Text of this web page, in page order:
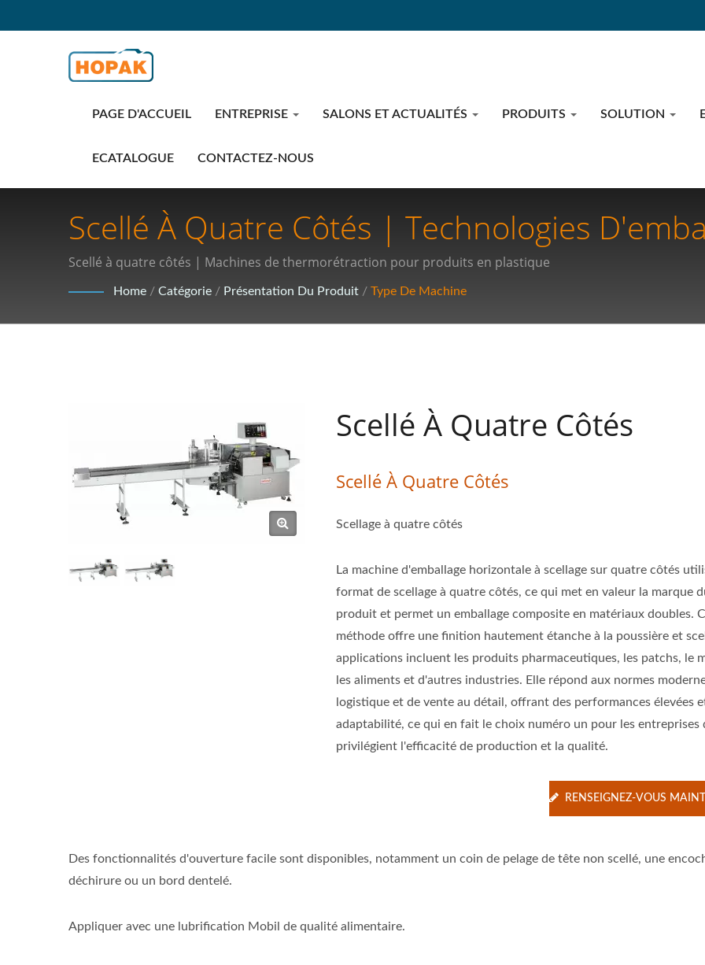
PAGE D'ACCUEIL ENTREPRISE SALONS ET ACTUALITÉS PRODUITS SOLUTION
ECATALOGUE CONTACTEZ-NOUS
Scellé À Quatre Côtés | Technologies
4.0 : Révolutionnant Les Fournitures
Alimentaire
Scellé à quatre côtés | Machines de thermorétraction pour produits en plastique
Home / Catégorie / Présentation Du Produit / Type De Machine
Scellé À Quatre Côtés
Scellé À Quatre Côtés
Scellage à quatre côtés
La machine d'emballage horizontale à scellage sur quatre côtés
format de scellage à quatre côtés, ce qui met en valeur la marque
produit et permet un emballage composite en matériaux doubles.
méthode offre une finition hautement étanche à la poussière et
applications incluent les produits pharmaceutiques, les patchs, le
les aliments et d'autres industries. Elle répond aux normes
logistique et de vente au détail, offrant des performances élevées
adaptabilité, ce qui en fait le choix numéro un pour les entreprises
privilégient l'efficacité de production et la qualité.
RENSEIGNEZ-VOUS
Des fonctionnalités d'ouverture facile sont disponibles, notamment un coin de pelage de tête non scellé, une
déchirure ou un bord dentelé.
Appliquer avec une lubrification Mobil de qualité alimentaire.